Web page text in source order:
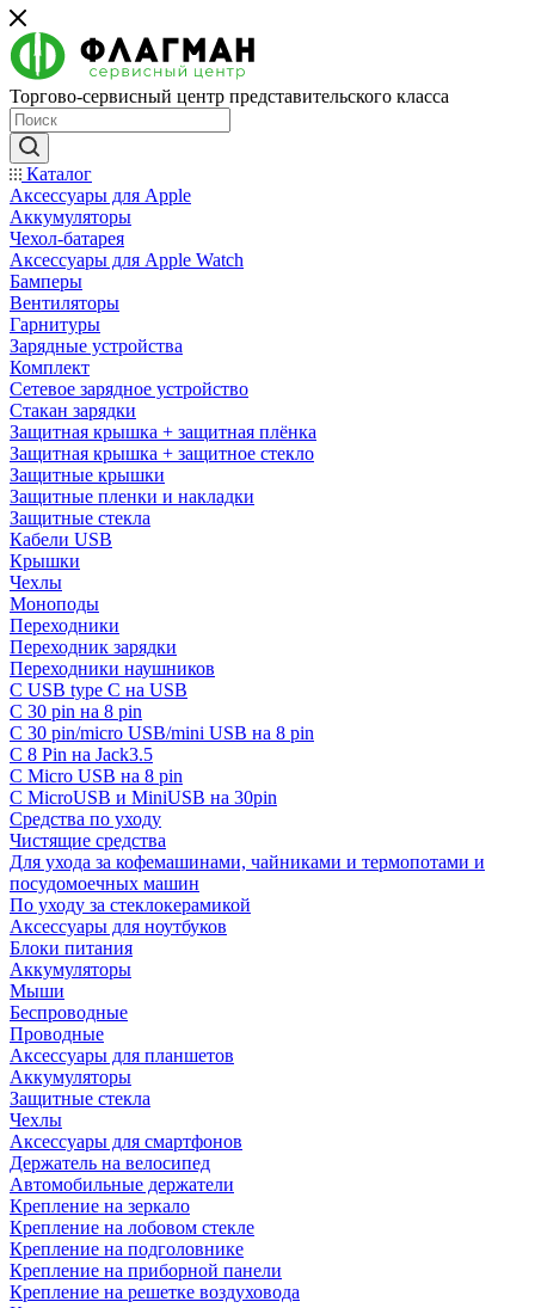
Торгово-сервисный центр представительского класса
Каталог
Аксессуары для Apple
Аккумуляторы
Чехол-батарея
Аксессуары для Apple Watch
Бамперы
Вентиляторы
Гарнитуры
Зарядные устройства
Комплект
Сетевое зарядное устройство
Стакан зарядки
Защитная крышка + защитная плёнка
Защитная крышка + защитное стекло
Защитные крышки
Защитные пленки и накладки
Защитные стекла
Кабели USB
Крышки
Чехлы
Моноподы
Переходники
Переходник зарядки
Переходники наушников
С USB type C на USB
С 30 pin на 8 pin
С 30 pin/micro USB/mini USB на 8 pin
С 8 Pin на Jack3.5
С Micro USB на 8 pin
С MicroUSB и MiniUSB на 30pin
Средства по уходу
Чистящие средства
Для ухода за кофемашинами, чайниками и термопотами и
посудомоечных машин
По уходу за стеклокерамикой
Аксессуары для ноутбуков
Блоки питания
Аккумуляторы
Мыши
Беспроводные
Проводные
Аксессуары для планшетов
Аккумуляторы
Защитные стекла
Чехлы
Аксессуары для смартфонов
Держатель на велосипед
Автомобильные держатели
Крепление на зеркало
Крепление на лобовом стекле
Крепление на подголовнике
Крепление на приборной панели
Крепление на решетке воздуховода